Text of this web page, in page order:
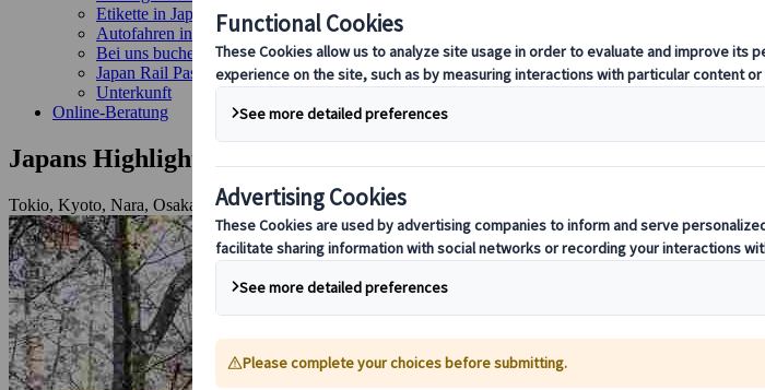
Etikette in Japan
Autofahren in Japan
Bei uns buchen
Japan Rail Pass
Unterkunft
Online-Beratung
Japans Highlights zur Sakura-Saison
Tokio, Kyoto, Nara, Osaka